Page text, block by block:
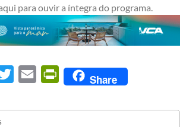
para ouvir a íntegra do programa.
Twitter Email PrintFriendly
Share